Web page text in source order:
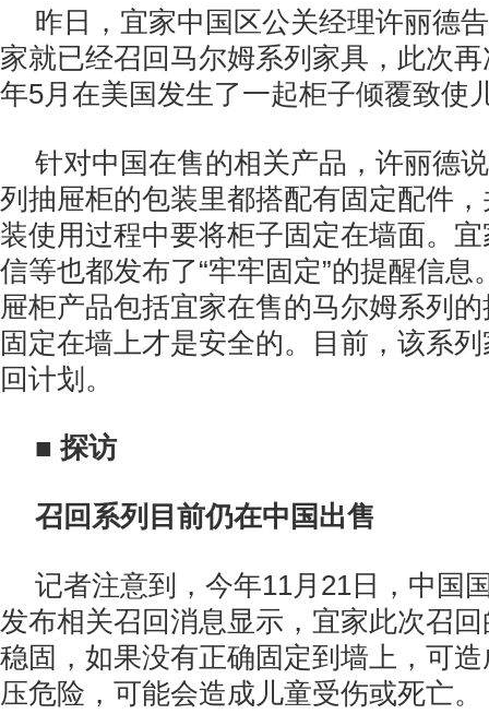
昨日，宜家中国区公关经理许丽德
家就已经召回马尔姆系列家具，此次
年5月在美国发生了一起柜子倾覆致使
针对中国在售的相关产品，许丽德
列抽屉柜的包装里都搭配有固定配件
装使用过程中要将柜子固定在墙面。
信等也都发布了“牢牢固定”的提醒信息
屉柜产品包括宜家在售的马尔姆系列
固定在墙上才是安全的。目前，该系
回计划。
■ 探访
召回系列目前仍在中国出售
记者注意到，今年11月21日，中国
发布相关召回消息显示，宜家此次召
稳固，如果没有正确固定到墙上，可
压危险，可能会造成儿童受伤或死亡。